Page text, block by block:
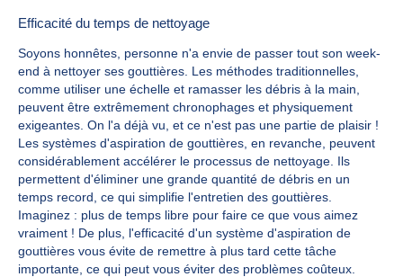
Efficacité du temps de nettoyage
Soyons honnêtes, personne n'a envie de passer tout son week-
end à nettoyer ses gouttières. Les méthodes traditionnelles,
comme utiliser une échelle et ramasser les débris à la main,
peuvent être extrêmement chronophages et physiquement
exigeantes. On l'a déjà vu, et ce n'est pas une partie de plaisir !
Les systèmes d'aspiration de gouttières, en revanche, peuvent
considérablement accélérer le processus de nettoyage. Ils
permettent d'éliminer une grande quantité de débris en un
temps record, ce qui simplifie l'entretien des gouttières.
Imaginez : plus de temps libre pour faire ce que vous aimez
vraiment ! De plus, l'efficacité d'un système d'aspiration de
gouttières vous évite de remettre à plus tard cette tâche
importante, ce qui peut vous éviter des problèmes coûteux.